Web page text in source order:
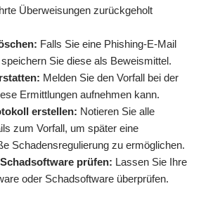
Überweisungen zurückgeholt
Falls Sie eine Phishing-E-Mail
Sie diese als Beweismittel.
Melden Sie den Vorfall bei der
Ermittlungen aufnehmen kann.
erstellen: Notieren Sie alle
zum Vorfall, um später eine
Schadensregulierung zu ermöglichen.
prüfen: Lassen Sie Ihre
oder Schadsoftware überprüfen.